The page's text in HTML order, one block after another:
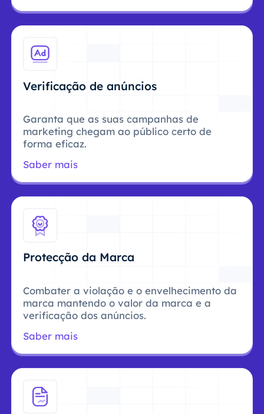
Verificação de anúncios
Garanta que as suas campanhas de
marketing chegam ao público certo de
forma eficaz.
Saber mais
Protecção da Marca
Combater a violação e o envelhecimento da
marca mantendo o valor da marca e a
verificação dos anúncios.
Saber mais